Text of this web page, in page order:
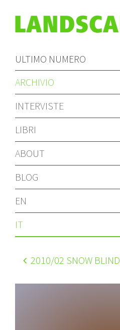
ULTIMO NUMERO
ARCHIVIO
INTERVISTE
LIBRI
ABOUT
BLOG
EN
IT
2010/02 SNOW BLIND